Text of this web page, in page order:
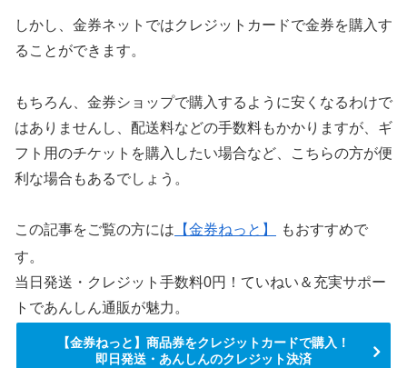
しかし、金券ネットではクレジットカードで金券を購入す
ることができます。
もちろん、金券ショップで購入するように安くなるわけで
はありませんし、配送料などの手数料もかかりますが、ギ
フト用のチケットを購入したい場合など、こちらの方が便
利な場合もあるでしょう。
この記事をご覧の方には 【金券ねっと】
もおすすめで
す。
当日発送・クレジット手数料0円！ていねい＆充実サポー
トであんしん通販が魅力。
【金券ねっと】商品券をクレジットカードで購入！
即日発送・あんしんのクレジット決済